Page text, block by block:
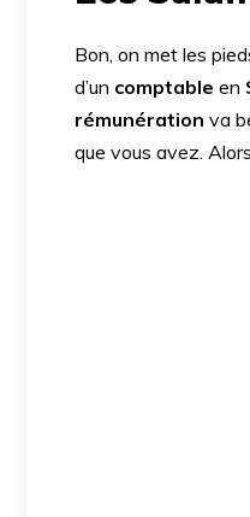
Bon, on met les
d’un comptable en
rémunération va
que vous avez.